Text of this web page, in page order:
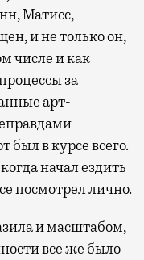
Матисс,
и не только он,
числе и как
за
арт-
был в курсе всего.
начал ездить
посмотрел лично.
и масштабом,
все же было